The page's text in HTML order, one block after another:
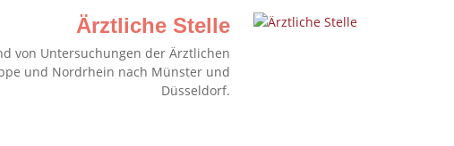
Ärztliche Stelle
von Untersuchungen der Ärztlichen
und Nordrhein nach Münster und
Düsseldorf.